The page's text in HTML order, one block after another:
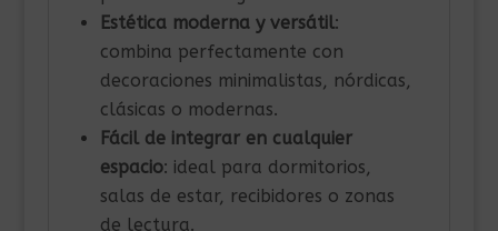
Estética moderna y versátil:
combina perfectamente con
decoraciones minimalistas, nórdicas,
clásicas o modernas.
Fácil de integrar en cualquier
espacio: ideal para dormitorios,
salas de estar, recibidores o zonas
de lectura.